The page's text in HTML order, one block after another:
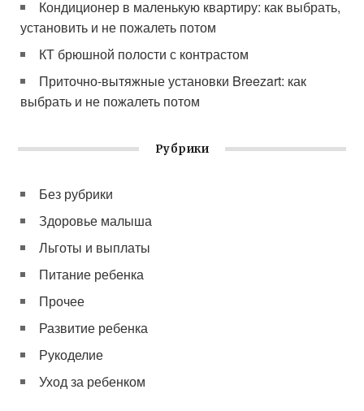
Кондиционер в маленькую квартиру: как выбрать,
установить и не пожалеть потом
КТ брюшной полости с контрастом
Приточно-вытяжные установки Breezart: как
выбрать и не пожалеть потом
Рубрики
Без рубрики
Здоровье малыша
Льготы и выплаты
Питание ребенка
Прочее
Развитие ребенка
Рукоделие
Уход за ребенком